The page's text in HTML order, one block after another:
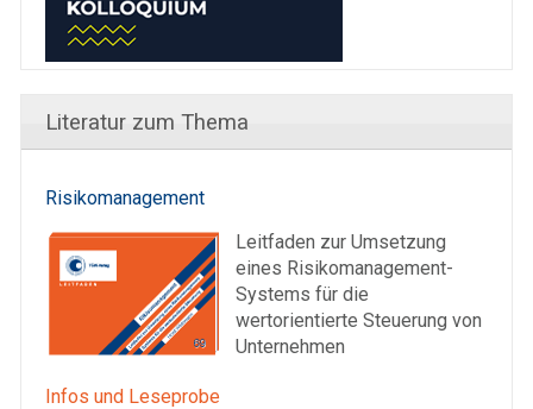
Literatur zum Thema
Risikomanagement
Leitfaden zur Umsetzung
eines Risikomanagement-
Systems für die
wertorientierte Steuerung von
Unternehmen
Infos und Leseprobe